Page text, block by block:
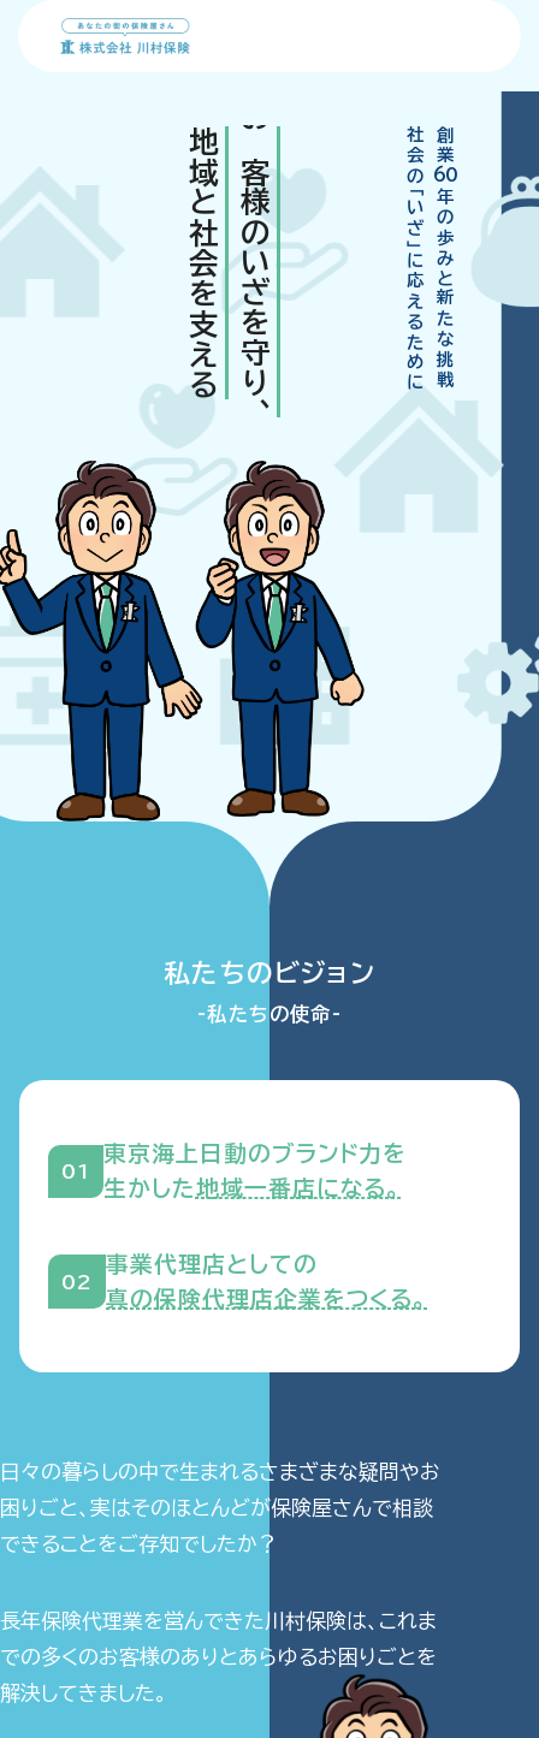
事業内容
個人のお客様
法人のお客様
地域貢献事業
川村保険FD宣言
採用情報
ブログ
お問い合わせ
業
60
以
と
実
績
｜
株
会
険
市・
瑞
穂
の
保
険
代
理
店】
創業
60
年の歩みと新たな挑戦
社会の「いざ」に応えるために
お客様のいざを守り、
地域と社会を支える
私たちのビジョン
-私たちの使命-
東京海上日動のブランド力を
生かした地域一番店になる。
事業代理店としての
真の保険代理店企業をつくる。
日々の暮らしの中で生まれるさまざまな疑問やお
困りごと、実はそのほとんどが保険屋さんで相談
できることをご存知でしたか？
長年保険代理業を営んできた川村保険は、これま
での多くのお客様のありとあらゆるお困りごとを
解決してきました。